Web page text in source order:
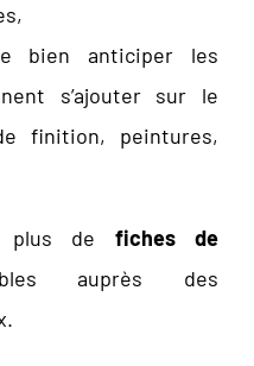
bien anticiper les
s’ajouter sur le
finition, peintures,
de fiches de
auprès des